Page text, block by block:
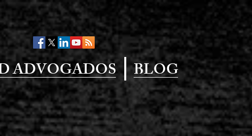
ADVOGADOS BLOG